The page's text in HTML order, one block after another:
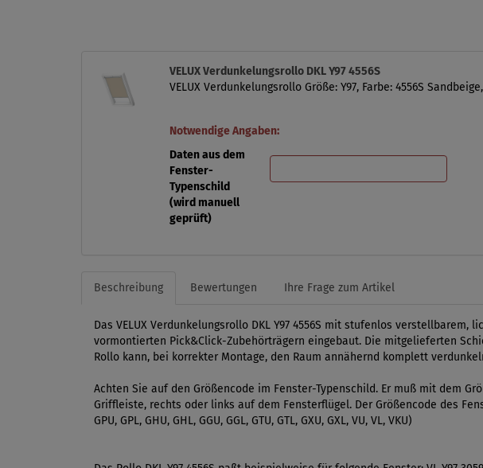
VELUX Verdunkelungsrollo DKL Y97 4556S
VELUX Verdunkelungsrollo Größe: Y97, Farbe: 4556S
Notwendige Angaben:
Daten aus dem
Fenster-
Typenschild
(wird manuell
geprüft)
Beschreibung Bewertungen Ihre Frage zum Artikel
Das VELUX Verdunkelungsrollo DKL Y97 4556S mit stufenlos
vormontierten Pick&Click-Zubehörträgern eingebaut. Die mitgelieferten
Rollo kann, bei korrekter Montage, den Raum annähernd komplett
Achten Sie auf den Größencode im Fenster-Typenschild. Er muß mit dem
Griffleiste, rechts oder links auf dem Fensterflügel. Der Größencode des
GPU, GPL, GHU, GHL, GGU, GGL, GTU, GTL, GXU, GXL, VU, VL, VKU)